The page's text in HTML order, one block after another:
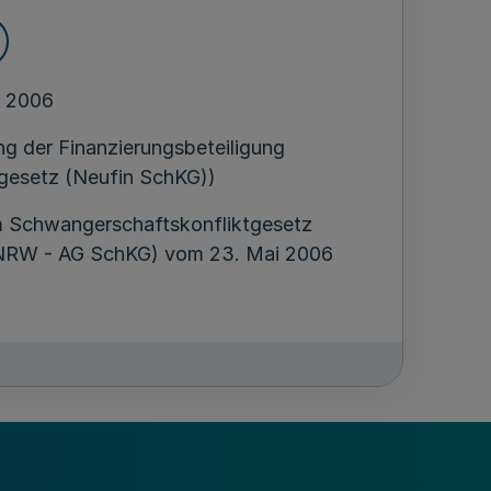
2006
der Finanzierungsbeteiligung
(Neufin SchKG))
Schwangerschaftskonfliktgesetz
- AG SchKG) vom 23. Mai 2006